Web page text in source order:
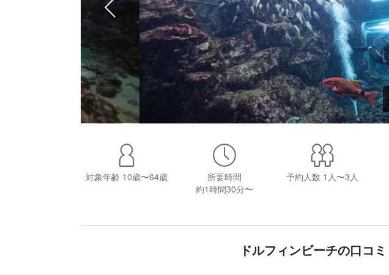
対象年齢 10歳〜64歳
所要時間
約1時間30分〜
予約人数 1人〜3人
ドルフィンビーチの口コミ